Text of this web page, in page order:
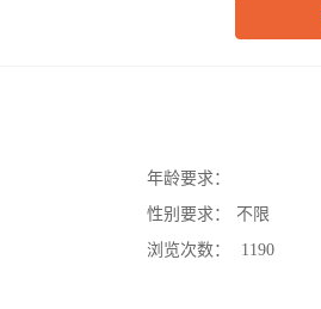
年龄要求：
性别要求：
不限
浏览次数：
1190